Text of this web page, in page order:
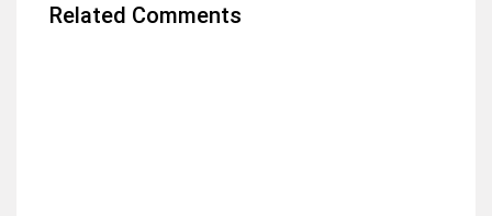
Related Comments